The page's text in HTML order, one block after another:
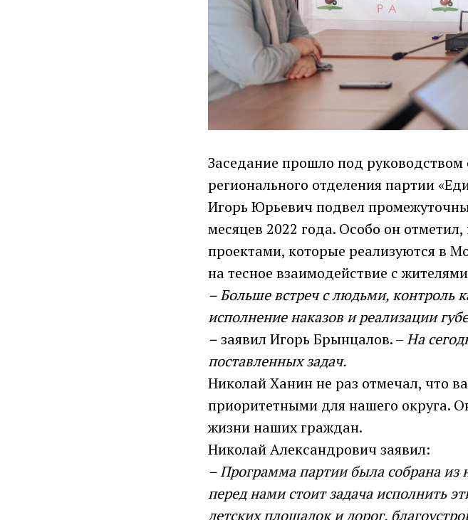
Заседание прошло под руководством
регионального отделения партии
Игорь Юрьевич подвел
месяцев 2022 года. Особо он
проектами, которые реализуются в
на тесное взаимодействие с
– Больше встреч с людьми, контроль
исполнение наказов и реализации
–заявил Игорь Брынцалов. –На
поставленных задач.
Николай Ханин не раз отмечал, что
приоритетными для нашего округа.
жизни наших граждан.
Николай Александрович заявил:
– Программа партии была собрана из
перед нами стоит задача исполнить
детских площадок и дорог,